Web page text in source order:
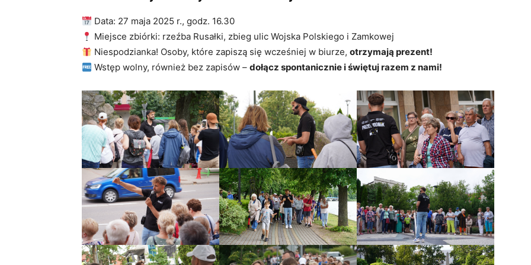
Data: 27 maja 2025 r., godz. 16.30
Miejsce zbiórki: rzeźba Rusałki, zbieg ulic Wojska Polskiego i Zamkowej
Niespodzianka! Osoby, które zapiszą się wcześniej w biurze,otrzymają prezent!
Wstęp wolny, również bez zapisów –dołącz spontanicznie i świętuj razem z nami!